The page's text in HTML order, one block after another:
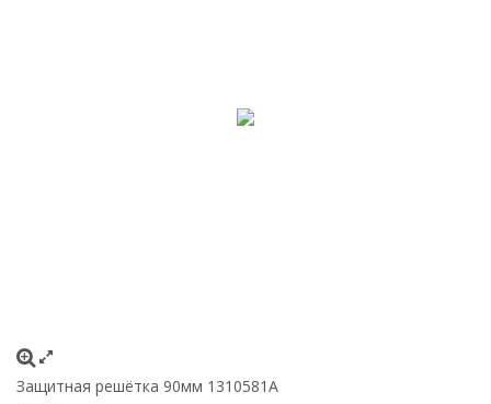
Защитная решётка 90мм 1310581A